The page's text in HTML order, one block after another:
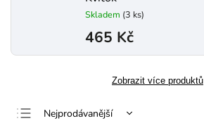
Skladem (3 ks)
465 Kč
Zobrazit více produktů
Nejprodávanější